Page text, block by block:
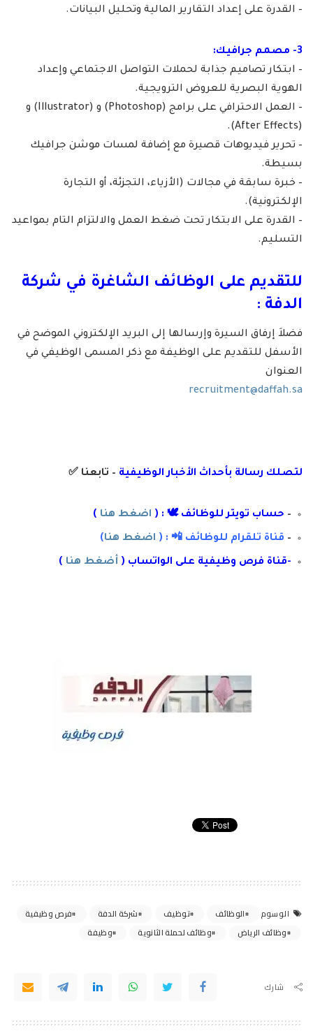
– القدرة على إعداد التقارير المالية وتحليل البيانات.
3- مصمم جرافيك:
– ابتكار تصاميم جذابة لحملات التواصل الاجتماعي وإعداد
الهوية البصرية للعروض الترويجية.
– العمل الاحترافي على برامج (Photoshop) و (Illustrator) و
(After Effects).
– تحرير فيديوهات قصيرة مع إضافة لمسات موشن جرافيك
بسيطة.
– خبرة سابقة في مجالات (الأزياء، التجزئة، أو التجارة
الإلكترونية).
– القدرة على الابتكار تحت ضغط العمل والالتزام التام بمواعيد
التسليم.
للتقديم على الوظائف الشاغرة في شركة
الدفة :
فضلاَ إرفاق السيرة وإرسالها إلى البريد الإلكتروني الموضح في
الأسفل للتقديم على الوظيفة مع ذكر المسمى الوظيفي في
العنوان
recruitment@daffah.sa
لتصلك رسالة بأحداث الأخبار الوظيفية – تابعنا ✅
– حساب تويتر للوظائف 🕊 : ( اضغط هنا )
– قناة تلقرام للوظائف 📲 : ( اضغط هنا)
-قناة فرص وظيفية على الواتساب ( أضغط هنا )
الوسوم الوظائف توظيف شركة الدفة
فرص وظيفية
وظائف الرياض
وظائف لحملة الثانوية وظيفة
شارك